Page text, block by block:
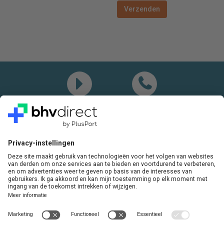
Demo
of stuur ons een e-mail
LinkedIn